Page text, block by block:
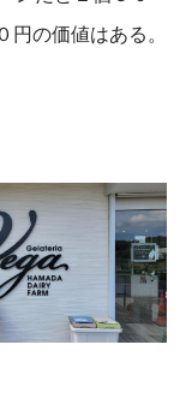
円の価値はある。